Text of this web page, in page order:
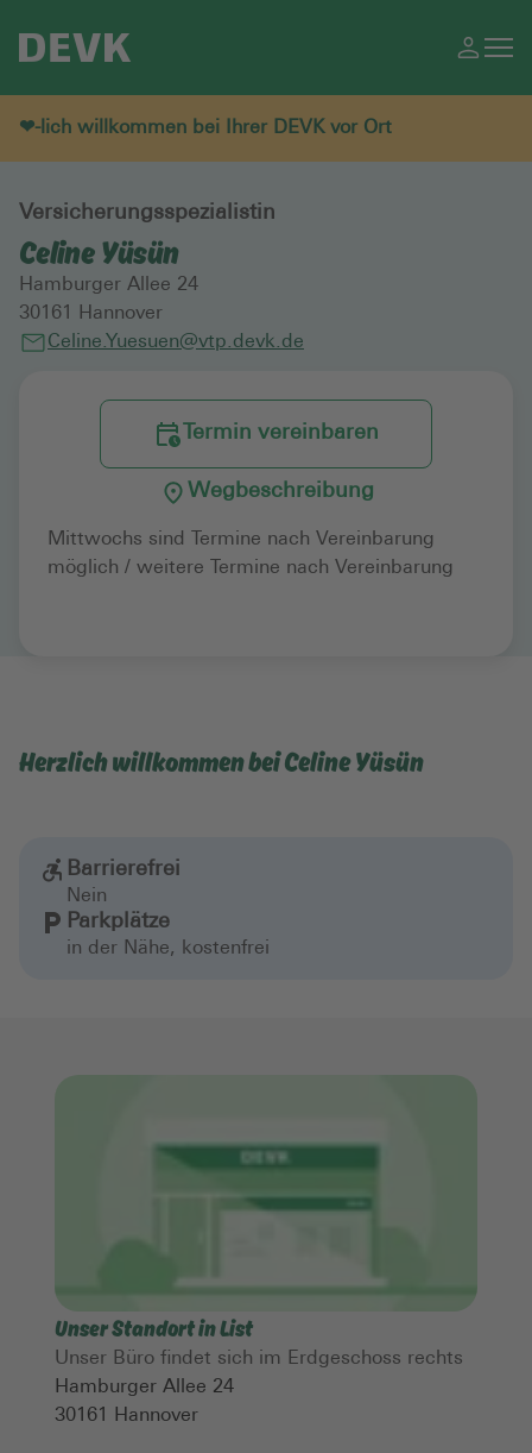
❤-lich willkommen bei Ihrer DEVK vor Ort
Versicherungsspezialistin
Celine Yüsün
Hamburger Allee 24
30161
Hannover
Celine.Yuesuen@vtp.devk.de
Termin vereinbaren
Wegbeschreibung
Mittwochs sind Termine nach Vereinbarung
möglich / weitere Termine nach Vereinbarung
Herzlich willkommen bei Celine Yüsün
Barrierefrei
Nein
Parkplätze
in der Nähe, kostenfrei
Unser Standort in List
Unser Büro findet sich im Erdgeschoss rechts
Hamburger Allee 24
30161 Hannover